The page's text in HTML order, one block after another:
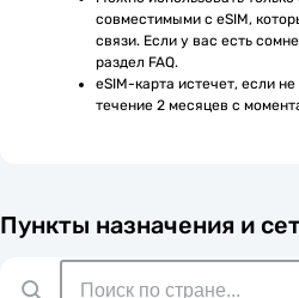
совместимыми с eSIM,
связи. Если у вас есть
раздел FAQ.
eSIM-карта истечет, если
течение 2 месяцев с
Пункты назначения и